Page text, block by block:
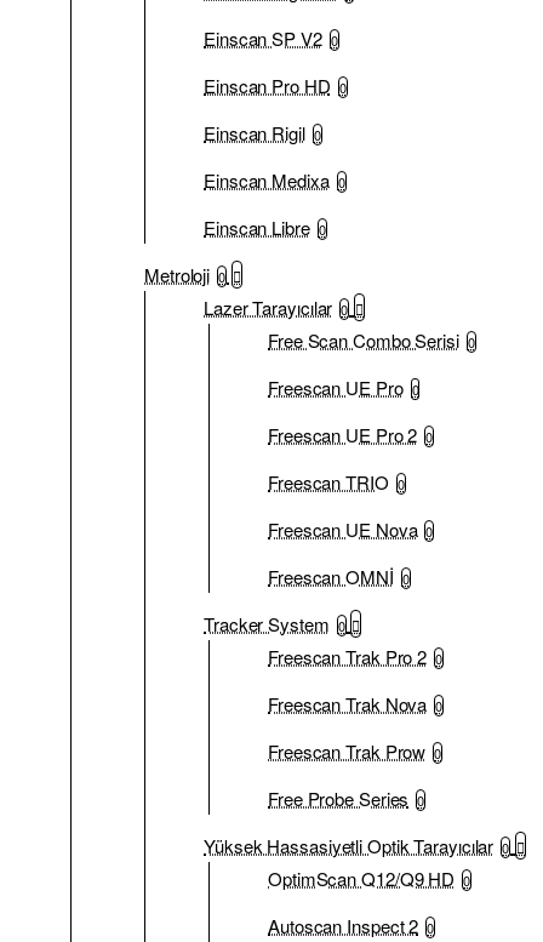
Einscan SP V2 0
Einscan Pro HD 0
Einscan Rigil 0
Einscan Medixa 0
Einscan Libre 0
Metroloji 0
Lazer Tarayıcılar 0
Free Scan Combo Serisi 0
Freescan UE Pro 0
Freescan UE Pro 2 0
Freescan TRIO 0
Freescan UE Nova 0
Freescan OMNİ 0
Tracker System 0
Freescan Trak Pro 2 0
Freescan Trak Nova 0
Freescan Trak Prow 0
Free Probe Series 0
Yüksek Hassasiyetli Optik Tarayıcılar 0
OptimScan Q12/Q9 HD 0
Autoscan Inspect 2 0